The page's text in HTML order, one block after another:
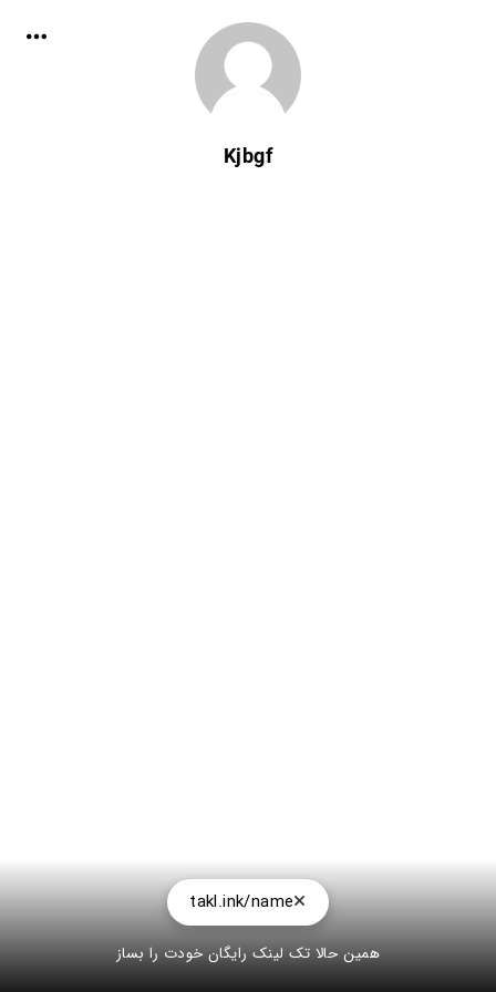
Kjbgf
takl.ink/name
همین حالا تک لینک رایگان خودت را بساز